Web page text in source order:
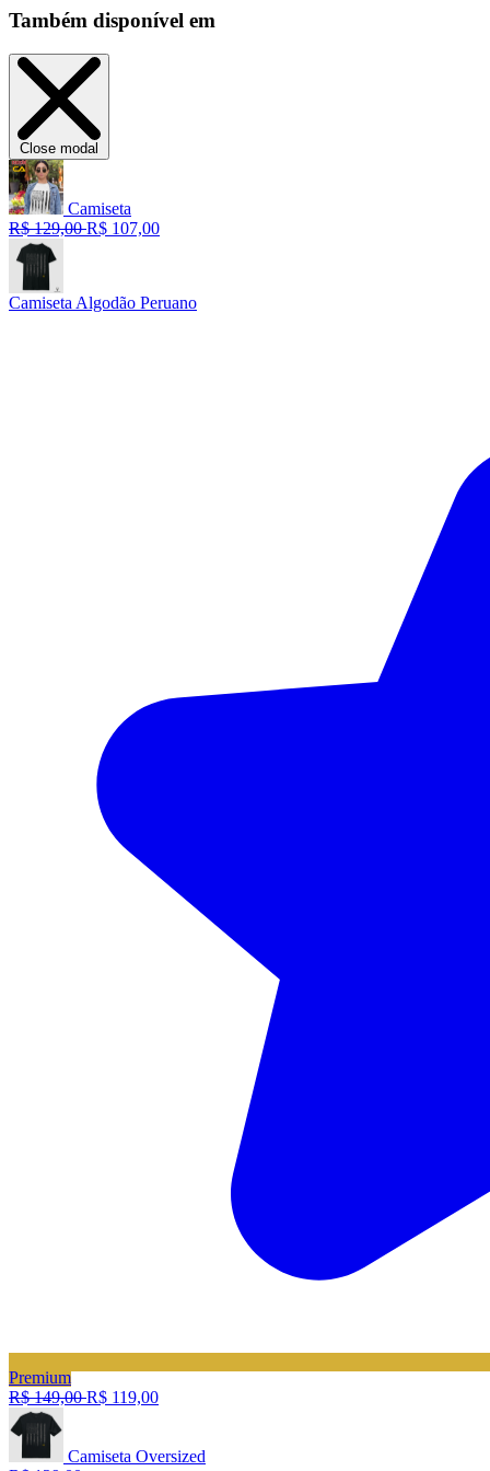
Também disponível em
Close modal
Camiseta
R$ 129,00 R$ 107,00
Camiseta Algodão Peruano
Premium
R$ 149,00 R$ 119,00
Camiseta Oversized